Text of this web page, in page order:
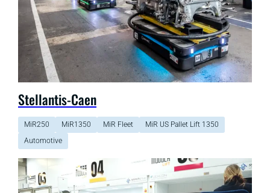
Stellantis-Caen
MiR250 MiR1350 MiR Fleet
MiR US Pallet Lift 1350
Automotive